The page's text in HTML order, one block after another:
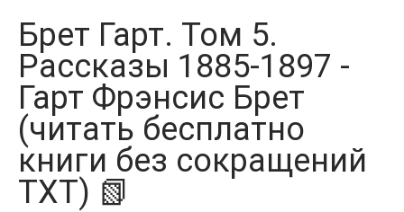
ЗАКЛАДКИ
Брет Гарт. Том 5.
Рассказы 1885-1897 -
Гарт Фрэнсис Брет
(читать бесплатно
книги без сокращений
TXT) 📗